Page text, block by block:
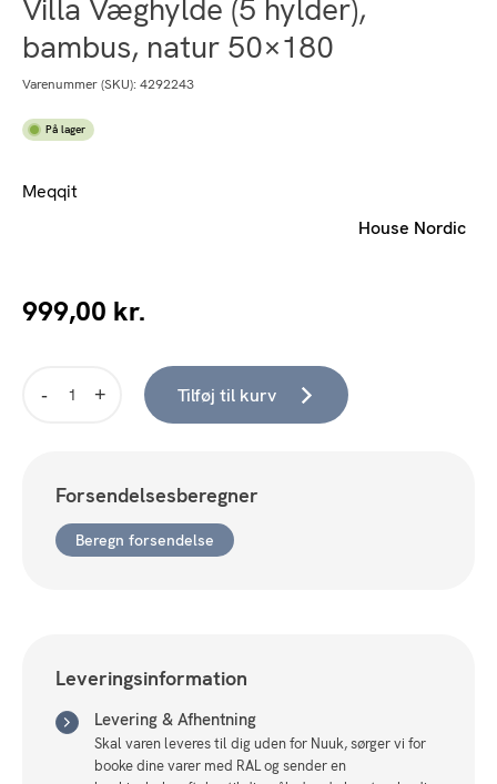
Villa Væghylde (5 hylder),
bambus, natur 50×180
Varenummer (SKU): 4292243
På lager
Meqqit
House Nordic
999,00 kr.
bambus,
50x180
Tilføj til kurv
Forsendelsesberegner
Beregn forsendelse
Leveringsinformation
Levering & Afhentning
Skal varen leveres til dig uden for Nuuk, sørger vi for
booke dine varer med RAL og sender en